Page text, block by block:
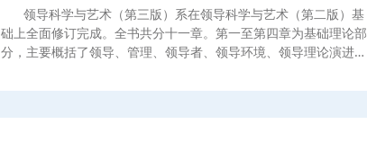
领导科学与艺术（第三版）系在领导科学与艺术（第二版）基
础上全面修订完成。全书共分十一章。第一至第四章为基础理论部
分，主要概括了领导、管理、领导者、领导环境、领导理论演进、